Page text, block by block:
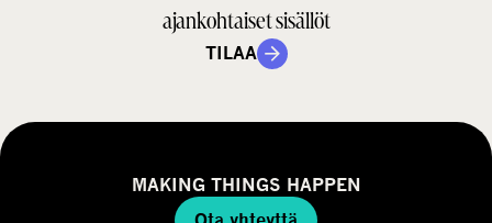
ajankohtaiset sisällöt
TILAA
MAKING THINGS HAPPEN